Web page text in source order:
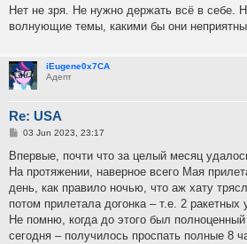
Нет не зря. Не нужно держать всё в себе.
волнующие темы, какими бы они
iEugene0x7CA
Адепт
Re: USA
P
s
03 Jun 2023, 23:17
Впервые, почти что за целый месяц
На протяжении, наверное всего Мая
день, как правило ночью, что аж хату
потом прилетала догонка – т.е. 2 ракетных
Не помню, когда до этого был
сегодня – получилось проспать полные 8